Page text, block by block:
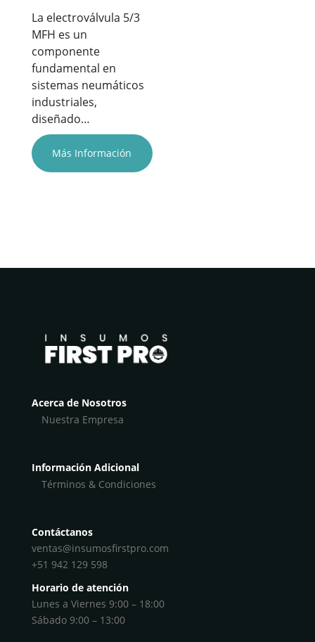
La electroválvula 5/3
MFH es un
componente
fundamental en
sistemas neumáticos
industriales,
diseñado…
Más Información
Acerca de Nosotros
Nuestra Empresa
Información Adicional
Términos & Condiciones
Contáctanos
ventas@insumosfirstpro.com
+51 942 129 598
Horario de atención
Lunes a Viernes 9:00 – 18:00
Sábado 9:00 – 13:00